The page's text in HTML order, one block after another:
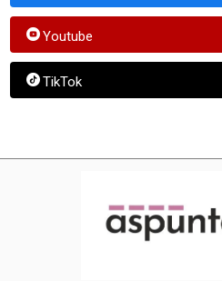
Youtube
TikTok